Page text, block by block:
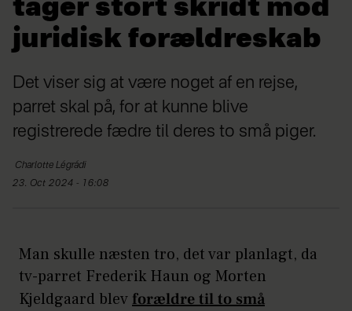
tager stort skridt mod
juridisk forældreskab
Det viser sig at være noget af en rejse,
parret skal på, for at kunne blive
registrerede fædre til deres to små piger.
Charlotte Légrádi
23. Oct 2024 - 16:08
Man skulle næsten tro, det var planlagt, da
tv-parret Frederik Haun og Morten
Kjeldgaard blev forældre til to små